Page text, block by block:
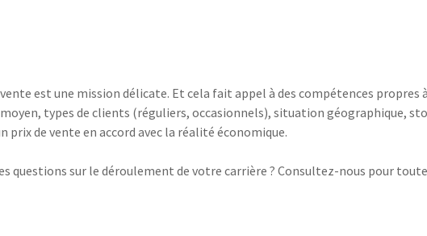
est une mission délicate. Et cela fait appel à des compétences propres
types de clients (réguliers, occasionnels), situation géographique,
de vente en accord avec la réalité économique.
questions sur le déroulement de votre carrière ? Consultez-nous pour